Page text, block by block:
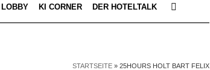
KI CORNER DER HOTELTALK
STARTSEITE » 25HOURS HOLT BART FELIX